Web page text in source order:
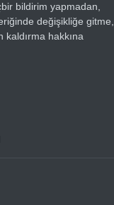
bildirim yapmadan,
değişikliğe gitme,
kaldırma hakkına